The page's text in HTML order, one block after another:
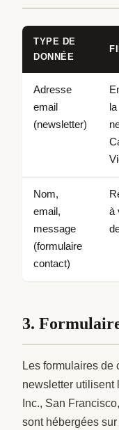
TYPE DE
DONNÉE
Adresse
email
(newsletter)
la
Nom,
email,
message
(formulaire
contact)
à
3.
Les formulaires de
newsletter utilisent
Inc., San
sont hébergées